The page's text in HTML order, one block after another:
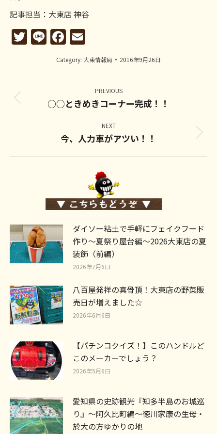
記事担当：大東店 神谷
Twitter
LineFacebook
Category: 大東情報局 2016年9月26日
navigation
PREVIOUS
Previous
○○ときめきコーナー完成！！
NEXT
Next
今、人力車がアツい！！
ダイソー粘土で手軽にフェイクフード
作り～夏祭り屋台編～2026大東店の夏
装飾（前編）
2026年7月6日
八百屋発祥の真骨頂！大東店の野菜販
売日が増えました☆
2026年6月6日
【パチンコクイズ！】このハンドルど
このメーカーでしょう？
2026年5月6日
愛知県の史跡観光『知多半島のお城巡
り』～阿久比町編～徳川家康の生母・
於大の方ゆかりの地